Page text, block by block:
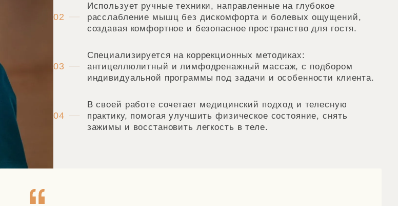
02
Использует ручные техники, направленные на глубокое
расслабление мышц без дискомфорта и болевых ощущений,
создавая комфортное и безопасное пространство для гостя.
03
Специализируется на коррекционных методиках:
антицеллюлитный и лимфодренажный массаж, с подбором
индивидуальной программы под задачи и особенности клиента.
04
В своей работе сочетает медицинский подход и телесную
практику, помогая улучшить физическое состояние, снять
зажимы и восстановить легкость в теле.